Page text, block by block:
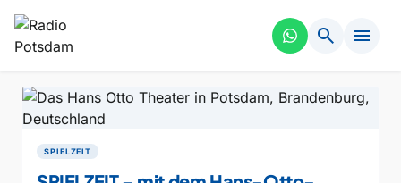
search menu
SPIELZEIT